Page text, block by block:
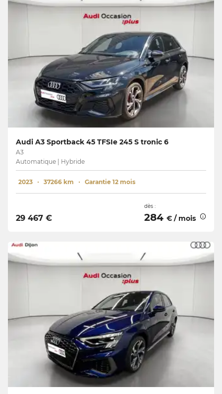
Audi A3 Sportback 45 TFSIe 245 S tronic 6
A3
Automatique | Hybride
2023 37266 km Garantie 12 mois
29 467 €
dès :
284 € / mois